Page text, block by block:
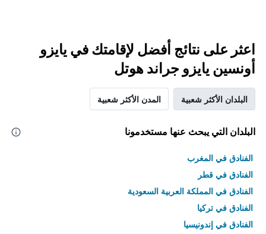
اعثر على نتائج أفضل لإقامتك في يايزو
أونسين يايزو جراند هوتل
البلدان الأكثر شعبية المدن الأكثر شعبية
البلدان التي يبحث عنها مستخدمونا
الفنادق في المغرب
الفنادق في قطر
الفنادق في المملكة العربية السعودية
الفنادق في تركيا
الفنادق في إندونيسيا